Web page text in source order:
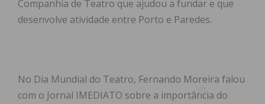
Companhia de Teatro que ajudou a fundar e que
desenvolve atividade entre Porto e Paredes.
No Dia Mundial do Teatro, Fernando Moreira falou
com o Jornal IMEDIATO sobre a importância do